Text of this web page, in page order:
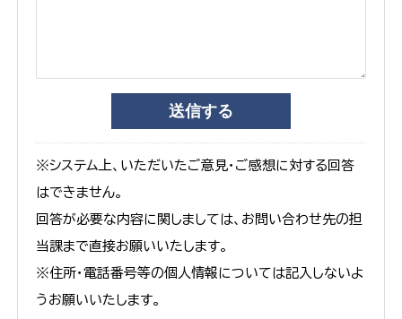
※システム上、いただいたご意見・ご感想に対する回答
はできません。
回答が必要な内容に関しましては、お問い合わせ先の担
当課まで直接お願いいたします。
※住所・電話番号等の個人情報については記入しないよ
うお願いいたします。